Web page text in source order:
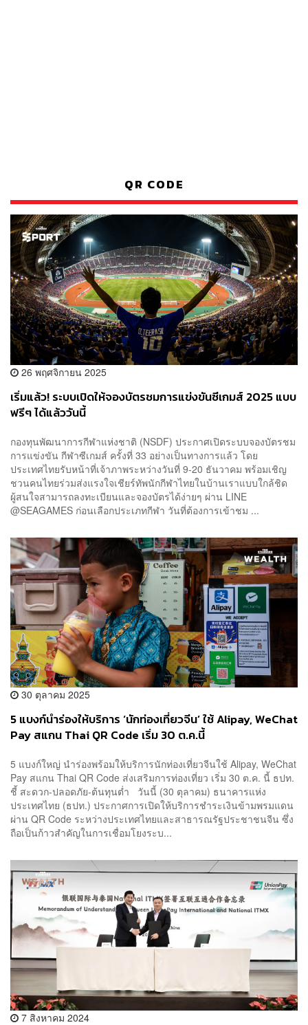
QR CODE
26 พฤศจิกายน 2025
เริ่มแล้ว! ระบบเปิดให้จองบัตรชมการแข่งขันซีเกมส์ 2025 แบบ
ฟรีๆ ได้แล้ววันนี้
กองทุนพัฒนาการกีฬาแห่งชาติ (NSDF) ประกาศเปิดระบบจองบัตรชม
การแข่งขัน กีฬาซีเกมส์ ครั้งที่ 33 อย่างเป็นทางการแล้ว โดย
ประเทศไทยรับหน้าที่เจ้าภาพระหว่างวันที่ 9-20 ธันวาคม พร้อมเชิญ
ชวนคนไทยร่วมส่งแรงใจเชียร์ทัพนักกีฬาไทยในบ้านเราแบบใกล้ชิด
ผู้สนใจสามารถลงทะเบียนและจองบัตรได้ง่ายๆ ผ่าน LINE
@SEAGAMES ก่อนเลือกประเภทกีฬา วันที่ต้องการเข้าชม ...
30 ตุลาคม 2025
5 แบงก์นำร่องให้บริการ ‘นักท่องเที่ยวจีน’ ใช้ Alipay, WeChat
Pay สแกน Thai QR Code เริ่ม 30 ต.ค.นี้
5 แบงก์ใหญ่ นำร่องพร้อมให้บริการนักท่องเที่ยวจีนใช้ Alipay, WeChat
Pay สแกน Thai QR Code ส่งเสริมการท่องเที่ยว เริ่ม 30 ต.ค. นี้ ธปท.
ชี้ สะดวก-ปลอดภัย-ต้นทุนต่ำ วันนี้ (30 ตุลาคม) ธนาคารแห่ง
ประเทศไทย (ธปท.) ประกาศการเปิดให้บริการชำระเงินข้ามพรมแดน
ผ่าน QR Code ระหว่างประเทศไทยและสาธารณรัฐประชาชนจีน ซึ่ง
ถือเป็นก้าวสำคัญในการเชื่อมโยงระบ...
7 สิงหาคม 2024